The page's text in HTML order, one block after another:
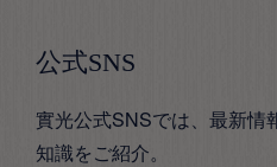
公式SNS
實光公式SNSでは、最新情
知識をご紹介。